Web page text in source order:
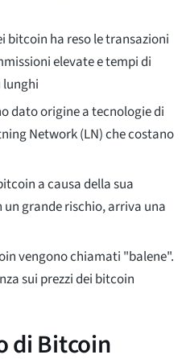
bitcoin ha reso le transazioni
elevate e tempi di
lunghi
dato origine a tecnologie di
Network (LN) che costano
a causa della sua
grande rischio, arriva una
vengono chiamati "balene".
sui prezzi dei bitcoin
di Bitcoin